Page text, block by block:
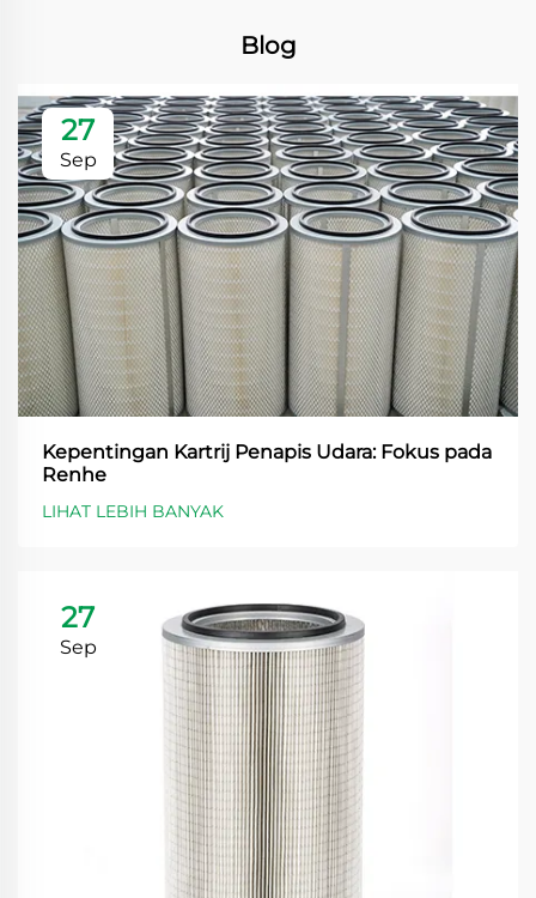
Blog
27
Sep
Kepentingan Kartrij Penapis Udara: Fokus pada
Renhe
LIHAT LEBIH BANYAK
27
Sep